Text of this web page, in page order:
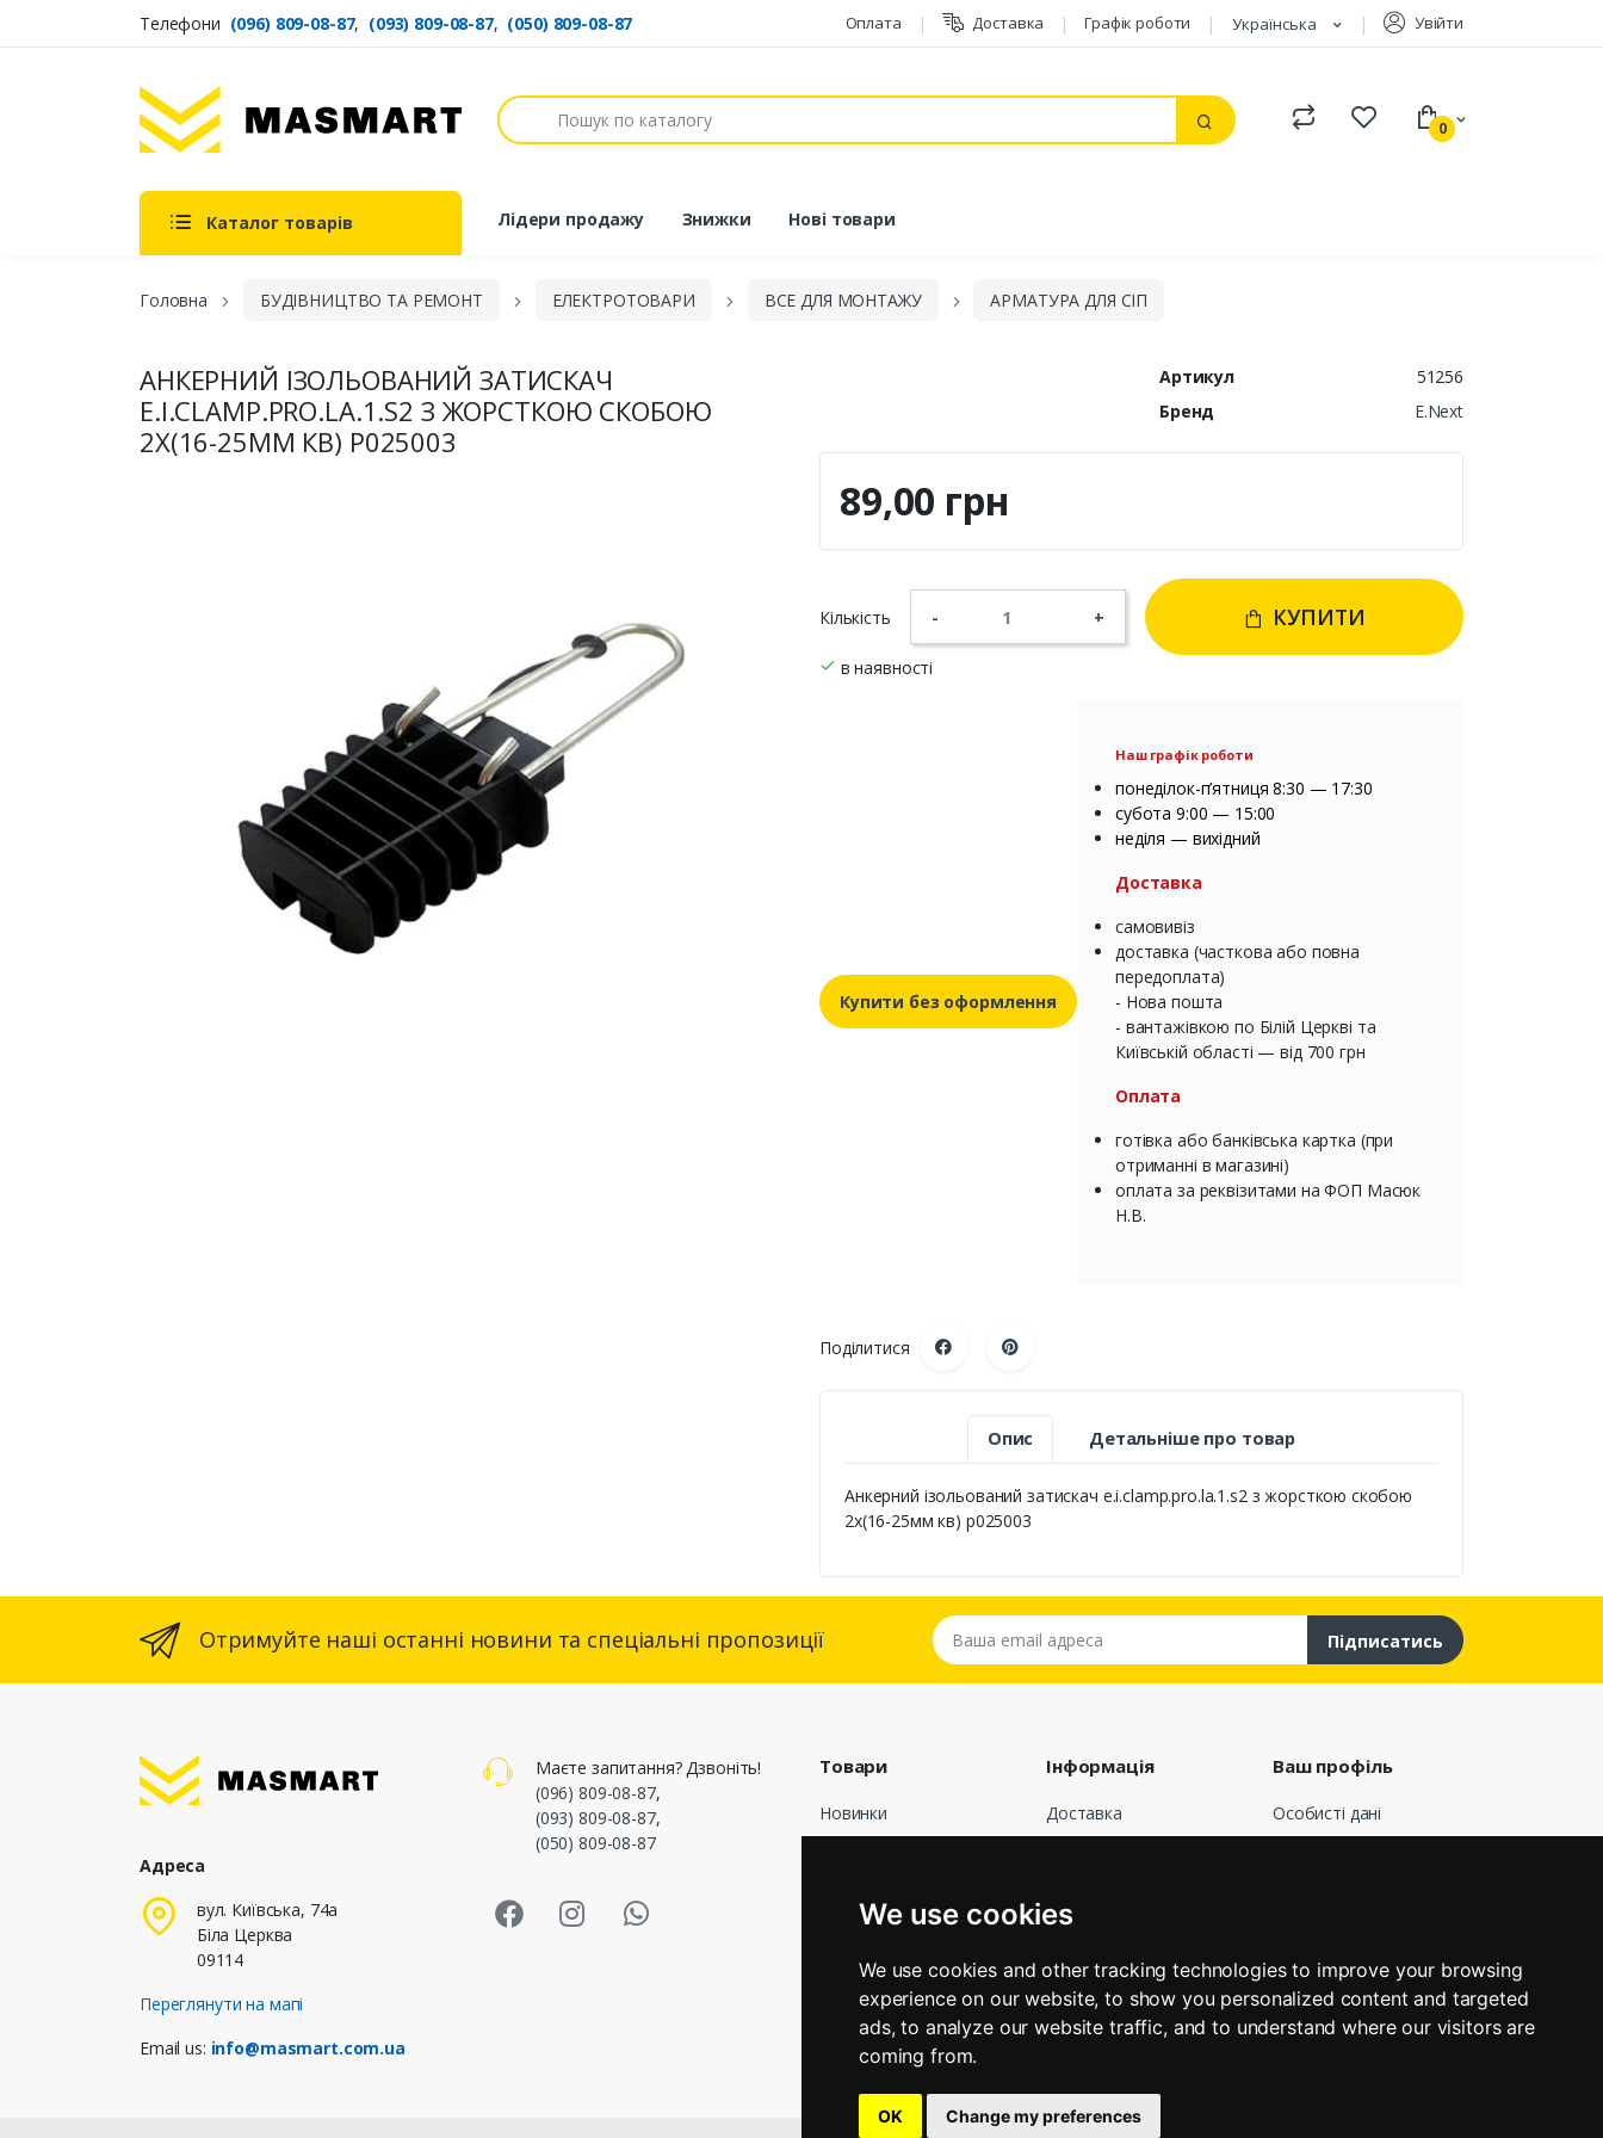
We use cookies
We use cookies and other tracking technologies to improve your browsing
experience on our website, to show you personalized content and targeted
ads, to analyze our website traffic, and to understand where our visitors are
coming from.
OK Change my preferences
Телефони (096) 809-08-87, (093) 809-08-87, (050) 809-08-87 Оплата Доставка Графік роботи Українська Увійти
Masmart
Пошук
Пошук
Compare Watchlist
0
Каталог товарів Лідери продажу Знижки Нові товари
Головна БУДІВНИЦТВО ТА РЕМОНТ ЕЛЕКТРОТОВАРИ ВСЕ ДЛЯ МОНТАЖУ АРМАТУРА ДЛЯ СІП
АНКЕРНИЙ ІЗОЛЬОВАНИЙ ЗАТИСКАЧ
E.I.CLAMP.PRO.LA.1.S2 З ЖОРСТКОЮ СКОБОЮ
2X(16-25ММ КВ) Р025003
Артикул
51256
Бренд
E.Next
89,00 грн
Кількість - + КУПИТИ
в наявності
Купити без оформлення
Наш графік роботи
понеділок-п’ятниця 8:30 — 17:30
субота 9:00 — 15:00
неділя — вихідний
Доставка
самовивіз
доставка (часткова або повна
передоплата)
- Нова пошта
- вантажівкою по Білій Церкві та
Київській області — від 700 грн
Оплата
готівка або банківська картка (при
отриманні в магазині)
оплата за реквізитами на ФОП Масюк
Н.В.
Поділитися
Опис Детальніше про товар
Анкерний ізольований затискач e.i.clamp.pro.la.1.s2 з жорсткою скобою
2x(16-25мм кв) р025003
Отримуйте наші останні новини та спеціальні пропозиції Ваша email адреса
Підписатись
Адреса
вул. Київська, 74а
Біла Церква
09114
Переглянути на мапі
Email us: info@masmart.com.ua
Маєте запитання? Дзвоніть!
(096) 809-08-87,
(093) 809-08-87,
(050) 809-08-87
Товари
Новинки
Популярні
Інформація
Доставка
Договір публічної
Оплата
Повернення і обмін
Графік роботи
Зв’яжіться з нами
Ваш профіль
Особисті дані
Замовлення
ЗВ'ЯЗКУ